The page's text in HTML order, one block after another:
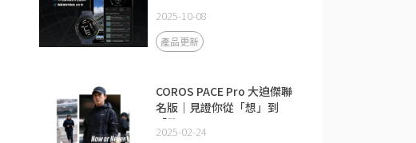
2025-10-08
產品更新
COROS PACE Pro 大迫傑聯
名版｜見證你從「想」到
「敢」
2025-02-24